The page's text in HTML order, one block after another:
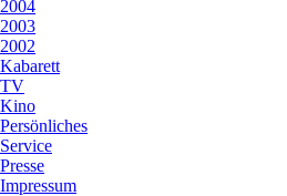
2004
2003
2002
Kabarett
TV
Kino
Persönliches
Service
Presse
Impressum